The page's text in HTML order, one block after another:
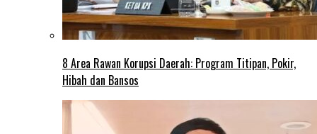
8 Area Rawan Korupsi Daerah: Program Titipan, Pokir,
Hibah dan Bansos